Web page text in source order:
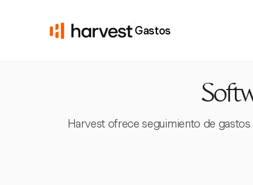
Gastos
Harvest ofrece seguimiento de